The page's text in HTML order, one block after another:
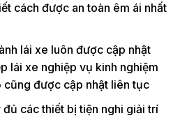
cách được an toàn êm ái nhất
lái xe luôn được cập nhật
lái xe nghiệp vụ kinh nghiệm
cũng được cập nhật liên tục
các thiết bị tiện nghi giải trí